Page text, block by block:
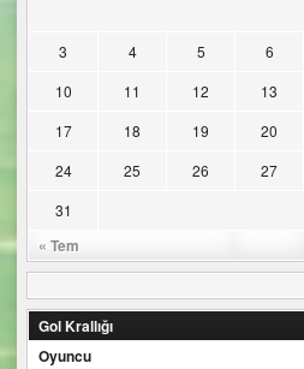
« Tem
3
4 5 6
10
11 12 13
17
18 19 20
24
25 26 27
31
Gol Krallığı
Oyuncu